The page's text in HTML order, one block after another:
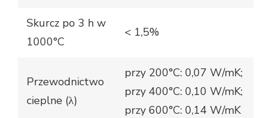
Skurcz po 3 h w
1000°C
< 1,5%
Przewodnictwo
cieplne (λ)
przy 200°C: 0,07 W/mK;
przy 400°C: 0,10 W/mK;
przy 600°C: 0,14 W/mK